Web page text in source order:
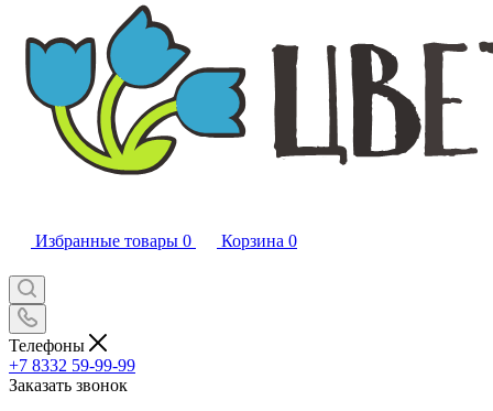
Избранные товары 0 Корзина 0
Телефоны
+7 8332 59-99-99
Заказать звонок